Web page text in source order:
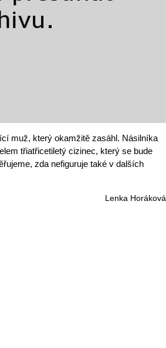
muž, který okamžitě zasáhl. Násilníka
třiatřicetiletý cizinec, který se bude
zda nefiguruje také v dalších
Lenka Horáková